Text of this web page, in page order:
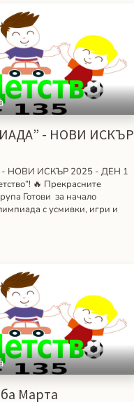
- НОВИ ИСКЪР
НОВИ ИСКЪР 2025 - ДЕН 1
🔥 Прекрасните
Готови за начало
с усмивки, игри и
Марта